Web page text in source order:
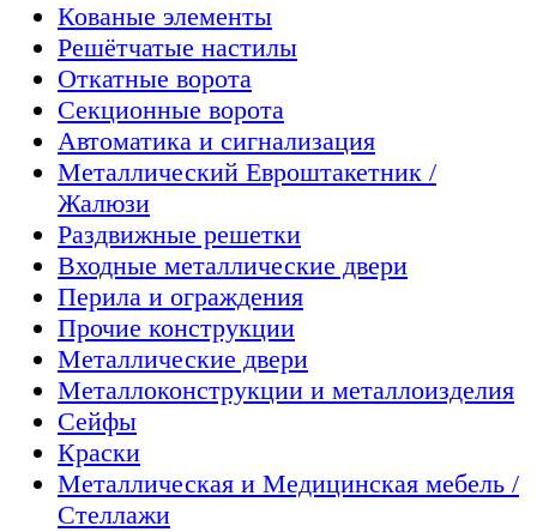
Кованые элементы
Решётчатые настилы
Откатные ворота
Секционные ворота
Автоматика и сигнализация
Металлический Евроштакетник /
Жалюзи
Раздвижные решетки
Входные металлические двери
Перила и ограждения
Прочие конструкции
Металлические двери
Металлоконструкции и металлоизделия
Сейфы
Краски
Металлическая и Медицинская мебель /
Стеллажи